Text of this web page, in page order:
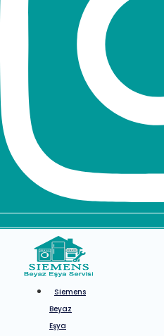
Siemens
Beyaz
Eşya